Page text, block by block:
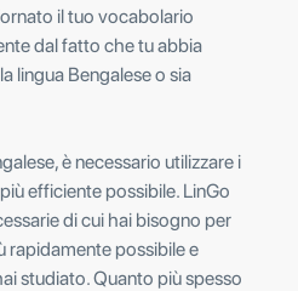
il tuo vocabolario
dal fatto che tu abbia
lingua Bengalese o sia
è necessario utilizzare i
efficiente possibile. LinGo
di cui hai bisogno per
rapidamente possibile e
studiato. Quanto più spesso